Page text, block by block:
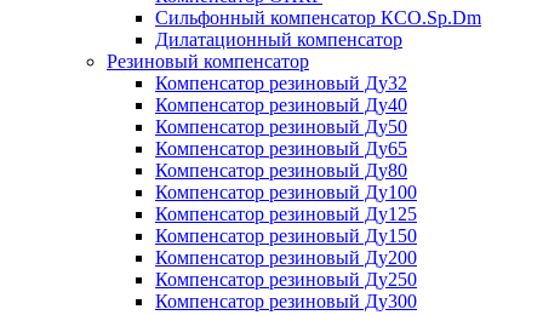
Сильфонный компенсатор КСО.Sp.Dm
Дилатационный компенсатор
Резиновый компенсатор
Компенсатор резиновый Ду32
Компенсатор резиновый Ду40
Компенсатор резиновый Ду50
Компенсатор резиновый Ду65
Компенсатор резиновый Ду80
Компенсатор резиновый Ду100
Компенсатор резиновый Ду125
Компенсатор резиновый Ду150
Компенсатор резиновый Ду200
Компенсатор резиновый Ду250
Компенсатор резиновый Ду300